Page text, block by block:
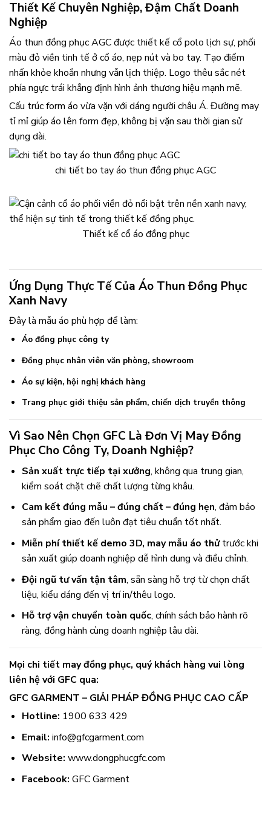
Thiết Kế Chuyên Nghiệp, Đậm Chất Doanh
Nghiệp
Áo thun đồng phục AGC được thiết kế cổ polo lịch sự, phối
màu đỏ viền tinh tế ở cổ áo, nẹp nút và bo tay. Tạo điểm
nhấn khỏe khoắn nhưng vẫn lịch thiệp. Logo thêu sắc nét
phía ngực trái khẳng định hình ảnh thương hiệu mạnh mẽ.
Cấu trúc form áo vừa vặn với dáng người châu Á. Đường may
tỉ mỉ giúp áo lên form đẹp, không bị vặn sau thời gian sử
dụng dài.
chi tiết bo tay áo thun đồng phục AGC
Thiết kế cổ áo đồng phục
Ứng Dụng Thực Tế Của Áo Thun Đồng Phục
Xanh Navy
Đây là mẫu áo phù hợp để làm:
Áo đồng phục công ty
Đồng phục nhân viên văn phòng, showroom
Áo sự kiện, hội nghị khách hàng
Trang phục giới thiệu sản phẩm, chiến dịch truyền thông
Vì Sao Nên Chọn GFC Là Đơn Vị May Đồng
Phục Cho Công Ty, Doanh Nghiệp?
Sản xuất trực tiếp tại xưởng, không qua trung gian,
kiểm soát chặt chẽ chất lượng từng khâu.
Cam kết đúng mẫu – đúng chất – đúng hẹn, đảm bảo
sản phẩm giao đến luôn đạt tiêu chuẩn tốt nhất.
Miễn phí thiết kế demo 3D, may mẫu áo thửtrước khi
sản xuất giúp doanh nghiệp dễ hình dung và điều chỉnh.
Đội ngũ tư vấn tận tâm, sẵn sàng hỗ trợ từ chọn chất
liệu, kiểu dáng đến vị trí in/thêu logo.
Hỗ trợ vận chuyển toàn quốc, chính sách bảo hành rõ
ràng, đồng hành cùng doanh nghiệp lâu dài.
Mọi chi tiết may đồng phục, quý khách hàng vui lòng
liên hệ với GFC qua:
GFC GARMENT – GIẢI PHÁP ĐỒNG PHỤC CAO CẤP
Hotline: 1900 633 429
Email: info@gfcgarment.com
Website: www.dongphucgfc.com
Facebook: GFC Garment